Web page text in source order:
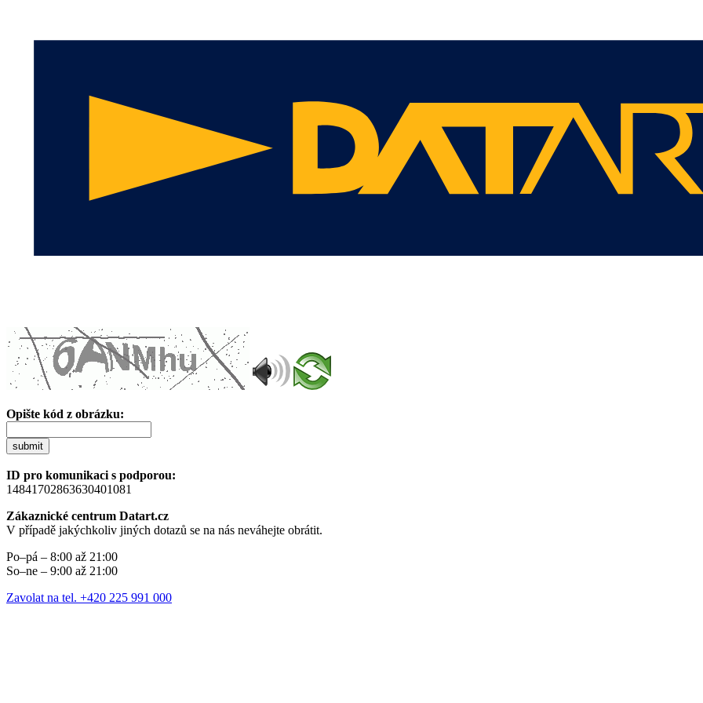
Opište kód z obrázku:
submit
ID pro komunikaci s podporou:
14841702863630401081
Zákaznické centrum Datart.cz
V případě jakýchkoliv jiných dotazů se na nás neváhejte obrátit.
Po–pá – 8:00 až 21:00
So–ne – 9:00 až 21:00
Zavolat na tel. +420 225 991 000